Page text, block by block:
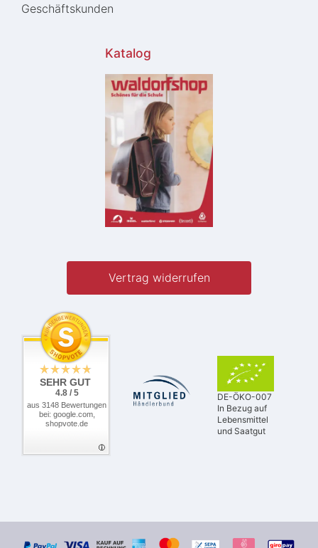
Geschäftskunden
Katalog
Vertrag widerrufen
SEHR GUT
4.8 / 5
aus 3148 Bewertungen
bei: google.com,
shopvote.de
DE-ÖKO-007
In Bezug auf
Lebensmittel
und Saatgut